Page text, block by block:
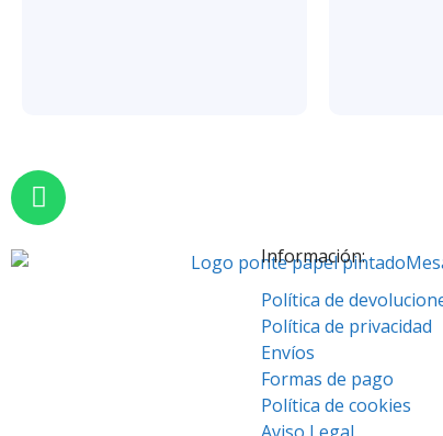
Información:
Política de
Política de privacidad
Envíos
Formas de pago
Política de cookies